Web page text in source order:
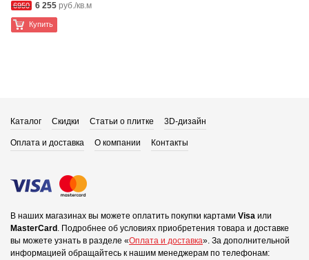
6950 6 255 руб./кв.м
Купить
Каталог Скидки Статьи о плитке 3D-дизайн
Оплата и доставка О компании Контакты
В наших магазинах вы можете оплатить покупки картами Visa или
MasterCard . Подробнее об условиях приобретения товара и доставке
вы можете узнать в разделе «Оплата и доставка». За дополнительной
информацией обращайтесь к нашим менеджерам по телефонам: